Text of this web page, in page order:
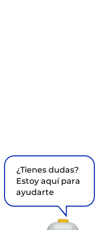
¿Tienes dudas?
Estoy aquí para
ayudarte